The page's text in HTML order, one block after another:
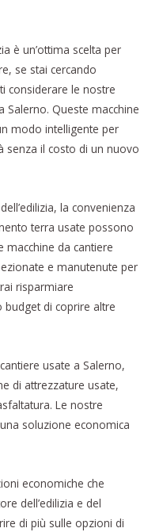
è un’ottima scelta per
se stai cercando
considerare le nostre
Queste macchine
modo intelligente per
senza il costo di un nuovo
la convenienza
terra usate possono
macchine da cantiere
e manutenute per
risparmiare
di coprire altre
usate a Salerno,
di attrezzature usate,
Le nostre
soluzione economica
economiche che
dell’edilizia e del
di più sulle opzioni di